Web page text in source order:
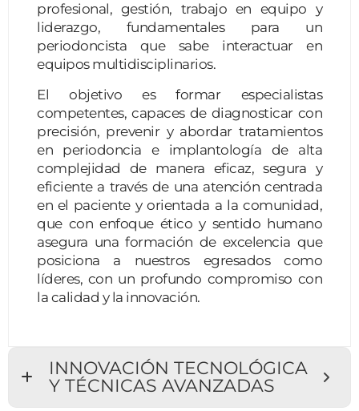
profesional, gestión, trabajo en equipo y
liderazgo, fundamentales para un
periodoncista que sabe interactuar en
equipos multidisciplinarios.
El objetivo es formar especialistas
competentes, capaces de diagnosticar con
precisión, prevenir y abordar tratamientos
en periodoncia e implantología de alta
complejidad de manera eficaz, segura y
eficiente a través de una atención centrada
en el paciente y orientada a la comunidad,
que con enfoque ético y sentido humano
asegura una formación de excelencia que
posiciona a nuestros egresados como
líderes, con un profundo compromiso con
la calidad y la innovación.
INNOVACIÓN TECNOLÓGICA
Y TÉCNICAS AVANZADAS